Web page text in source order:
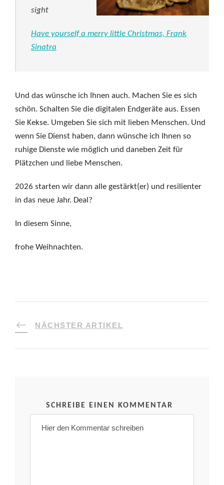
sight
Have yourself a merry little Christmas, Frank
Sinatra
Und das wünsche ich Ihnen auch. Machen Sie es sich
schön. Schalten Sie die digitalen Endgeräte aus. Essen
Sie Kekse. Umgeben Sie sich mit lieben Menschen. Und
wenn Sie Dienst haben, dann wünsche ich Ihnen so
ruhige Dienste wie möglich und daneben Zeit für
Plätzchen und liebe Menschen.
2026 starten wir dann alle gestärkt(er) und resilienter
in das neue Jahr. Deal?
In diesem Sinne,
frohe Weihnachten.
NÄCHSTER ARTIKEL
SCHREIBE EINEN KOMMENTAR